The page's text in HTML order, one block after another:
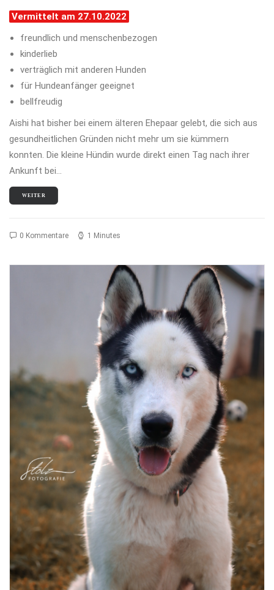
Vermittelt am 27.10.2022
freundlich und menschenbezogen
kinderlieb
verträglich mit anderen Hunden
für Hundeanfänger geeignet
bellfreudig
Aishi hat bisher bei einem älteren Ehepaar gelebt, die sich aus
gesundheitlichen Gründen nicht mehr um sie kümmern
konnten. Die kleine Hündin wurde direkt einen Tag nach ihrer
Ankunft bei…
WEITER
0 Kommentare 1 Minutes